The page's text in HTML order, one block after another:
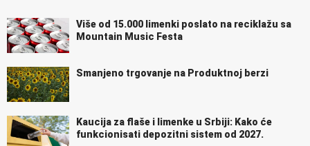
Više od 15.000 limenki poslato na reciklažu sa
Mountain Music Festa
Smanjeno trgovanje na Produktnoj berzi
Kaucija za flaše i limenke u Srbiji: Kako će
funkcionisati depozitni sistem od 2027.